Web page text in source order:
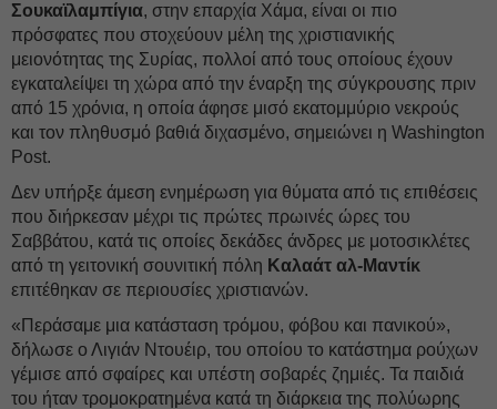
Σουκαϊλαμπίγια, στην επαρχία Χάμα, είναι οι πιο
πρόσφατες που στοχεύουν μέλη της χριστιανικής
μειονότητας της Συρίας, πολλοί από τους οποίους έχουν
εγκαταλείψει τη χώρα από την έναρξη της σύγκρουσης πριν
από 15 χρόνια, η οποία άφησε μισό εκατομμύριο νεκρούς
και τον πληθυσμό βαθιά διχασμένο, σημειώνει η Washington
Post.
Δεν υπήρξε άμεση ενημέρωση για θύματα από τις επιθέσεις
που διήρκεσαν μέχρι τις πρώτες πρωινές ώρες του
Σαββάτου, κατά τις οποίες δεκάδες άνδρες με μοτοσικλέτες
από τη γειτονική σουνιτική πόλη Καλαάτ αλ-Μαντίκ
επιτέθηκαν σε περιουσίες χριστιανών.
«Περάσαμε μια κατάσταση τρόμου, φόβου και πανικού»,
δήλωσε ο Λιγιάν Ντουέιρ, του οποίου το κατάστημα ρούχων
γέμισε από σφαίρες και υπέστη σοβαρές ζημιές. Τα παιδιά
του ήταν τρομοκρατημένα κατά τη διάρκεια της πολύωρης